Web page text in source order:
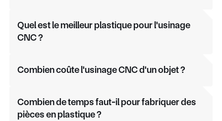
Quel est le meilleur plastique pour l'usinage
CNC ?
Combien coûte l'usinage CNC d'un objet ?
Combien de temps faut-il pour fabriquer des
pièces en plastique ?